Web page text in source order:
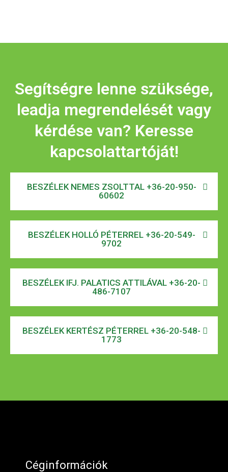
Segítségre lenne szüksége,
leadja megrendelését vagy
kérdése van? Keresse
kapcsolattartóját!
BESZÉLEK NEMES ZSOLTTAL +36-20-950-
60602
BESZÉLEK HOLLÓ PÉTERREL +36-20-549-
9702
BESZÉLEK IFJ. PALATICS ATTILÁVAL +36-20-
486-7107
BESZÉLEK KERTÉSZ PÉTERREL +36-20-548-
1773
Céginformációk